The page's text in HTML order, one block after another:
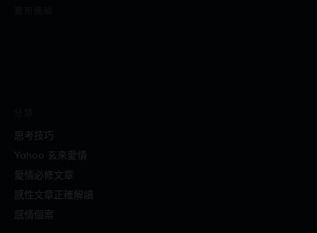
思考技巧
Yahoo 玄來愛情
愛情必修文章
感性文章正確解讀
感情個案